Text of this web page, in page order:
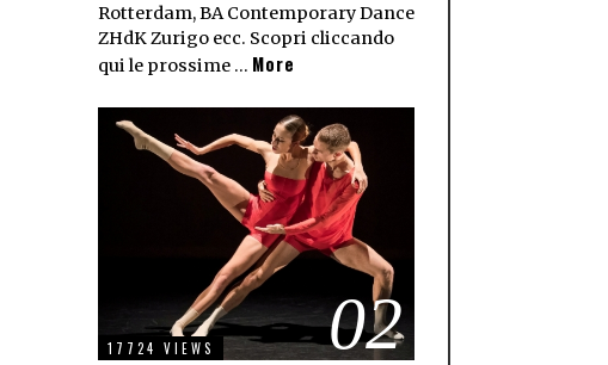
Rotterdam, BA Contemporary Dance
ZHdK Zurigo ecc. Scopri cliccando
qui le prossime … More
02
17724 VIEWS